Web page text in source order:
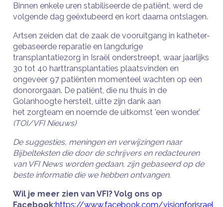
Binnen enkele uren stabiliseerde de patiënt, werd de
volgende dag geëxtubeerd en kort daarna ontslagen.
Artsen zeiden dat de zaak de vooruitgang in katheter-
gebaseerde reparatie en langdurige
transplantatiezorg in Israël onderstreept, waar jaarlijks
30 tot 40 harttransplantaties plaatsvinden en
ongeveer 97 patiënten momenteel wachten op een
donororgaan. De patiënt, die nu thuis in de
Golanhoogte herstelt, uitte zijn dank aan
het zorgteam en noemde de uitkomst 'een wonder.’
(TOI/VFI Nieuws)
De suggesties, meningen en verwijzingen naar
Bijbelteksten die door de schrijvers en redacteuren
van VFI News worden gedaan, zijn gebaseerd op de
beste informatie die we hebben ontvangen.
Wil je meer zien van VFI? Volg ons op
Facebook:https://www.facebook.com/visionforisrael